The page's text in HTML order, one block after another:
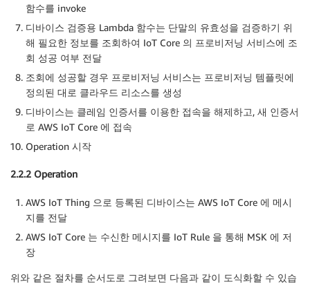
함수를 invoke
디바이스 검증용 Lambda 함수는 단말의 유효성을 검증하기 위
해 필요한 정보를 조회하여 IoT Core 의 프로비저닝 서비스에 조
회 성공 여부 전달
조회에 성공할 경우 프로비저닝 서비스는 프로비저닝 템플릿에
정의된 대로 클라우드 리소스를 생성
디바이스는 클레임 인증서를 이용한 접속을 해제하고, 새 인증서
로 AWS IoT Core 에 접속
Operation 시작
2.2.2 Operation
AWS IoT Thing 으로 등록된 디바이스는 AWS IoT Core 에 메시
지를 전달
AWS IoT Core 는 수신한 메시지를 IoT Rule 을 통해 MSK 에 저
장
위와 같은 절차를 순서도로 그려보면 다음과 같이 도식화할 수 있습